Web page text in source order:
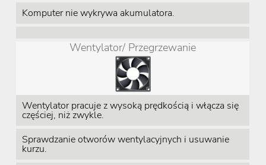
Komputer nie wykrywa akumulatora.
Wentylator/ Przegrzewanie
Wentylator pracuje z wysoką prędkością i włącza się
częściej, niż zwykle.
Sprawdzanie otworów wentylacyjnych i usuwanie
kurzu.